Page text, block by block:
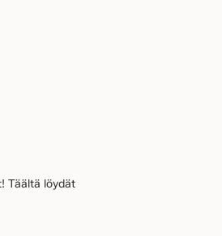
Täältä löydät